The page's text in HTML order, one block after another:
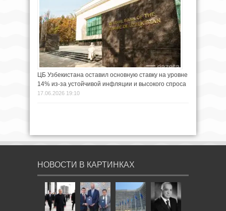
ЦБ Узбекистана оставил основную ставку на уровне
14% из-за устойчивой инфляции и высокого спроса
17.06.2026 19:10
НОВОСТИ В КАРТИНКАХ